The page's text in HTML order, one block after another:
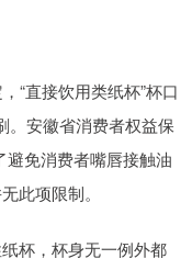
“直接饮用类纸杯”杯口
。安徽省消费者权益保
免消费者嘴唇接触油
此项限制。
杯，杯身无一例外都